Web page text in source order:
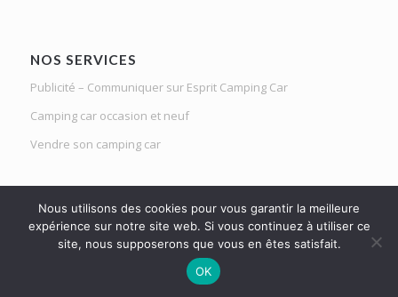
NOS SERVICES
Publicité – Communiquer sur Esprit Camping Car
Camping car occasion et neuf
Vendre son camping car
Le Mag d'Esprit Camping Car | Netlight solutions © 2020 | Tous droits
Nous utilisons des cookies pour vous garantir la meilleure
expérience sur notre site web. Si vous continuez à utiliser ce
site, nous supposerons que vous en êtes satisfait.
OK